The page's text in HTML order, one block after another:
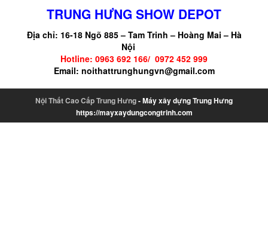
TRUNG HƯNG SHOW DEPOT
Địa chỉ: 16-18 Ngõ 885 – Tam Trinh – Hoàng Mai – Hà
Nội
Hotline: 0963 692 166/ 0972 452 999
Email: noithattrunghungvn@gmail.com
Nội Thất Cao Cấp Trung Hưng- Máy xây dựng Trung Hưng
https://mayxaydungcongtrinh.com